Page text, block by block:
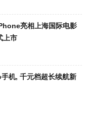
亮相上海国际电影
上市
机, 千元档超长续航新